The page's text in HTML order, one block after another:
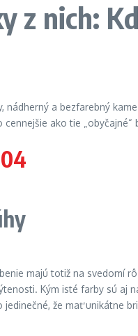
z nich:
nádherný a bezfarebný
ako tie „obyčajné“
majú totiž na svedomí
Kým isté farby sú aj
že mať unikátne